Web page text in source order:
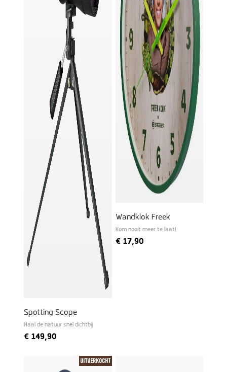
Spotting Scope
Haal de natuur snel dichtbij
€ 149,90
Wandklok Freek
Kom nooit meer te laat!
€17,90
Uitverkocht